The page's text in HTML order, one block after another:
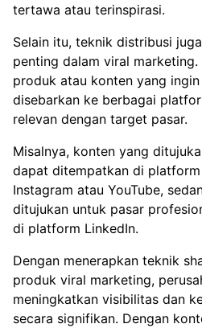
tertawa atau terinspirasi.
Selain itu, teknik distribusi
penting dalam viral
produk atau konten yang
disebarkan ke berbagai
relevan dengan target pasar.
Misalnya, konten yang
dapat ditempatkan di
Instagram atau YouTube,
ditujukan untuk pasar
di platform LinkedIn.
Dengan menerapkan teknik
produk viral marketing,
meningkatkan visibilitas dan
secara signifikan. Dengan